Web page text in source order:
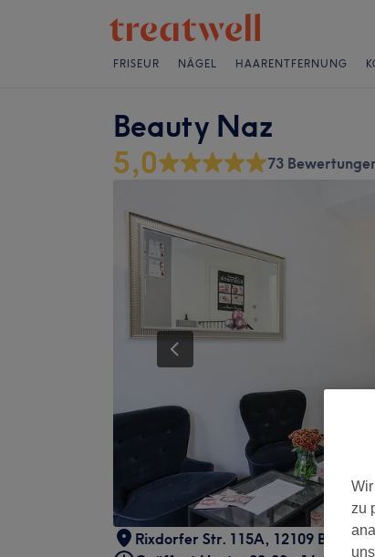
FRISEUR NÄGEL HAARENTFERNUNG
Beauty Naz
5,0 73
Rixdorfer Str. 115A, 12109 Berlin,
zu